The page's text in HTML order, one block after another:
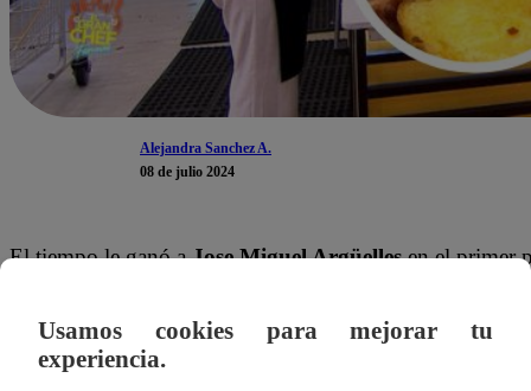
Alejandra Sanchez A.
08 de julio 2024
El tiempo le ganó aJose Miguel Argüellesen el primer
TE PUEDE INTERESAR | El Gran Chef
Usamos cookies para mejorar tu
experiencia.